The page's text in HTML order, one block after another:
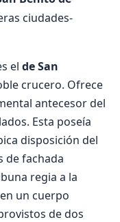
ciudades-
el de San
crucero. Ofrece
antecesor del
Esta poseía
disposición del
de fachada
regia a la
un cuerpo
de dos